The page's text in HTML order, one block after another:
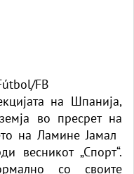
FB
на Шпанија,
во пресрет на
на Ламине Јамал
весникот „Спорт“.
со своите